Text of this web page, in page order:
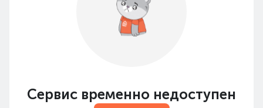
Сервис временно недоступен